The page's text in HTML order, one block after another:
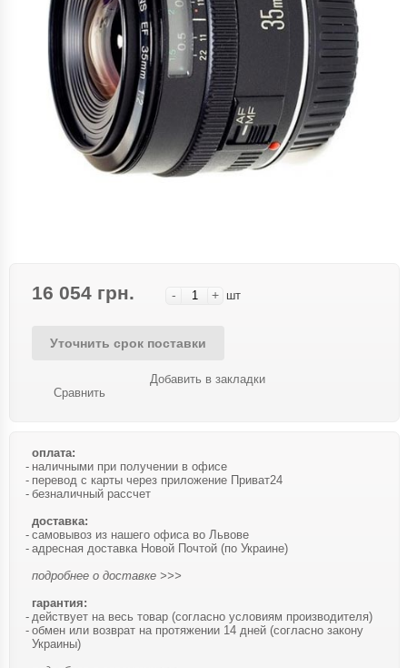
16 054 грн. - + шт
Уточнить срок поставки
Сравнить
Добавить в закладки
оплата:
наличными при получении в офисе
перевод с карты через приложение Приват24
безналичный рассчет
доставка:
самовывоз из нашего офиса во Львове
адресная доставка Новой Почтой (по Украине)
подробнее о доставке >>>
гарантия:
действует на весь товар (согласно условиям производителя)
обмен или возврат на протяжении 14 дней (согласно закону
Украины)